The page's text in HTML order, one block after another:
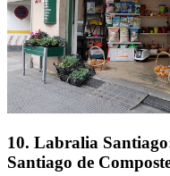
10. Labralia
Santiago de